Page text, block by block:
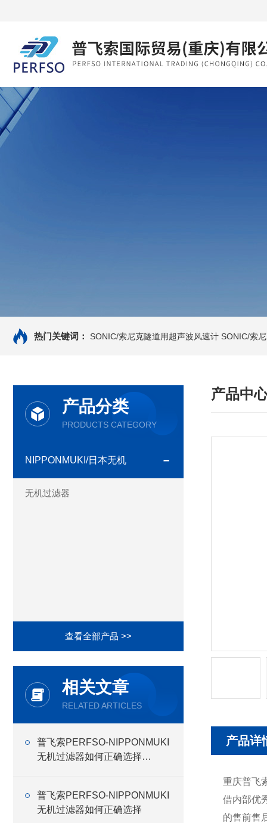
热门关键词： SONIC/索尼克隧道用超声波风速计 SONIC/索
产品分类
PRODUCTS CATEGORY
NIPPONMUKI/日本无机
无机过滤器
查看全部产品 >>
相关文章
RELATED ARTICLES
普飞索PERFSO-NIPPONMUKI
无机过滤器如何正确选择
普飞索PERFSO-NIPPONMUKI
无机过滤器如何正确选择
产品中
产品详
重庆普飞
借内部优
的售前售